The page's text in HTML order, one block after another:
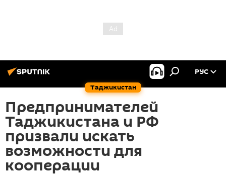
Таджикистан
РУС
Предпринимателей
Таджикистана и РФ
призвали искать
возможности для
кооперации